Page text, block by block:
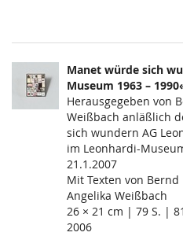
Manet würde sich
Museum 1963 –
Herausgegeben von
Weißbach anläßlich
sich wundern AG
im Leonhardi-
21.1.2007
Mit Texten von
Angelika Weißbach
26 × 21 cm | 79 S. |
2006